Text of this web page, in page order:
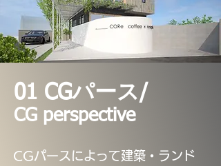
01 CGパース/
CG perspective
CGパースによって建築・ランド